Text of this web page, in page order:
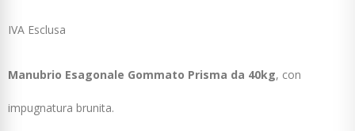
IVA Esclusa
Manubrio Esagonale Gommato Prisma da 40kg, con
impugnatura brunita.